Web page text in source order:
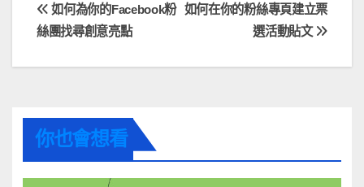
如何在你的粉絲專頁建立票
選活動貼文
如何為你的Facebook粉
絲團找尋創意亮點
你也會想看